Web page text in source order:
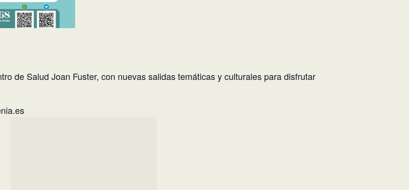
de Salud Joan Fuster, con nuevas salidas temáticas y culturales para disfrutar